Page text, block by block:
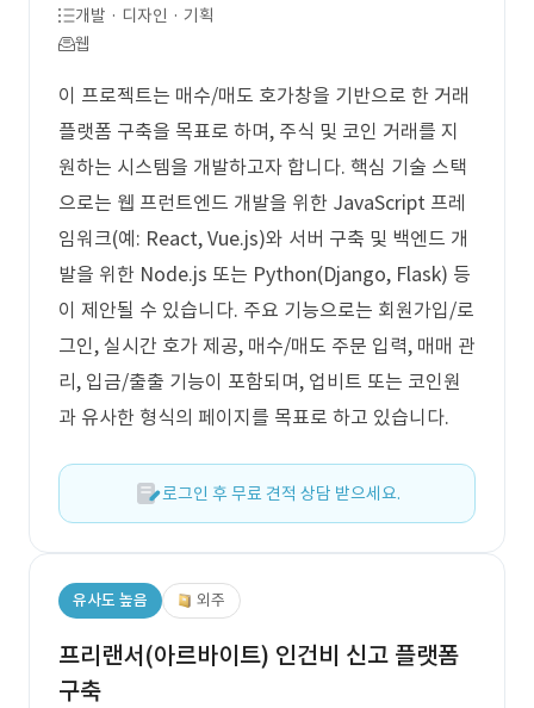
개발 · 디자인 · 기획
웹
이 프로젝트는 매수/매도 호가창을 기반으로 한 거래
플랫폼 구축을 목표로 하며, 주식 및 코인 거래를 지
원하는 시스템을 개발하고자 합니다. 핵심 기술 스택
으로는 웹 프런트엔드 개발을 위한 JavaScript 프레
임워크(예: React, Vue.js)와 서버 구축 및 백엔드 개
발을 위한 Node.js 또는 Python(Django, Flask) 등
이 제안될 수 있습니다. 주요 기능으로는 회원가입/로
그인, 실시간 호가 제공, 매수/매도 주문 입력, 매매 관
리, 입금/출출 기능이 포함되며, 업비트 또는 코인원
과 유사한 형식의 페이지를 목표로 하고 있습니다.
로그인 후 무료 견적 상담 받으세요.
유사도 높음 외주
프리랜서(아르바이트) 인건비 신고 플랫폼
구축